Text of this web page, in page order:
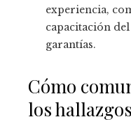
experiencia,
capacitación
garantías.
Cómo
los hallazgos